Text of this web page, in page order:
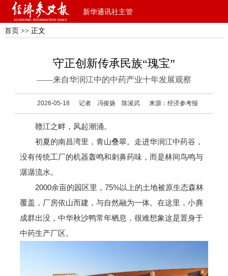
新华通讯社主管
首页 >> 正文
守正创新传承民族“瑰宝”
——来自华润江中的中药产业十年发展观察
2026-05-18 记者 冯俊扬 陈浚武 来源：经济参考报
赣江之畔，风起潮涌。
初夏的南昌湾里，青山叠翠。走进华润江中药谷，
没有传统工厂的机器轰鸣和刺鼻药味，而是林间鸟鸣与
潺潺流水。
2000余亩的园区里，75%以上的土地被原生态森林
覆盖，厂房依山而建，与自然融为一体。在这里，小麂
成群出没，中华秋沙鸭常年栖息，很难想象这是置身于
中药生产厂区。